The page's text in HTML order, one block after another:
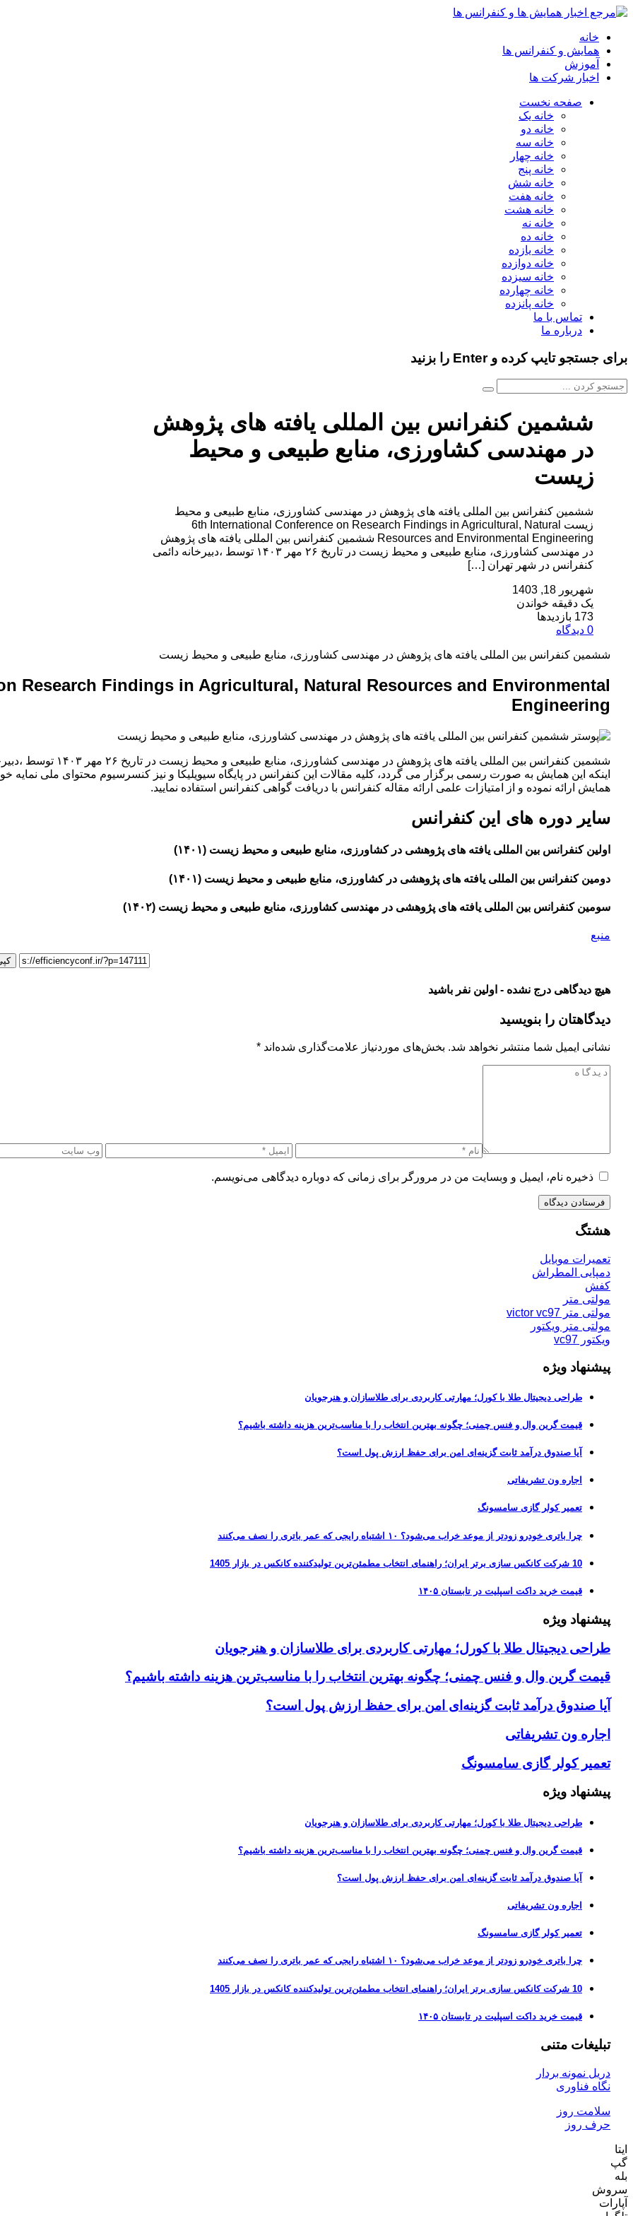
خانه
همایش و کنفرانس ها
آموزش
اخبار شرکت ها
صفحه نخست
خانه یک
خانه دو
خانه سه
خانه چهار
خانه پنج
خانه شش
خانه هفت
خانه هشت
خانه نه
خانه ده
خانه یازده
خانه دوازده
خانه سیزده
خانه چهارده
خانه پانزده
تماس با ما
درباره ما
برای جستجو تایپ کرده و Enter را بزنید
ششمین کنفرانس بین المللی یافته های پژوهش
در مهندسی کشاورزی، منابع طبیعی و محیط
زیست
ششمین کنفرانس بین المللی یافته های پژوهش در مهندسی کشاورزی، منابع طبیعی و محیط
زیست 6th International Conference on Research Findings in Agricultural, Natural
Resources and Environmental Engineering ششمین کنفرانس بین المللی یافته های پژوهش
در مهندسی کشاورزی، منابع طبیعی و محیط زیست در تاریخ ۲۶ مهر ۱۴۰۳ توسط ،دبیرخانه دائمی
کنفرانس در شهر تهران […]
شهریور 18, 1403
یک دقیقه خواندن
173 بازدیدها
0 دیدگاه
ششمین کنفرانس بین المللی یافته های پژوهش در مهندسی کشاورزی، منابع طبیعی و محیط زیست
Research Findings in Agricultural, Natural Resources and Environmental
Engineering
ششمین کنفرانس بین المللی
اینکه این همایش به صورت رسمی برگزار می گردد، کلیه مقالات این کنفرانس در پایگاه سیویلیکا و نیز کنسرسیوم محتوای ملی نمایه
همایش ارائه نموده و از امتیازات علمی ارائه مقاله کنفرانس با دریافت گواهی کنفرانس استفاده نمایید.
سایر دوره های این کنفرانس
اولین کنفرانس بین المللی یافته های پژوهشی در کشاورزی، منابع طبیعی و محیط زیست (۱۴۰۱)
دومین کنفرانس بین المللی یافته های پژوهشی در کشاورزی، منابع طبیعی و محیط زیست (۱۴۰۱)
سومین کنفرانس بین المللی یافته های پژوهشی در مهندسی کشاورزی، منابع طبیعی و محیط زیست (۱۴۰۲)
منبع
هیچ دیدگاهی درج نشده - اولین نفر باشید
دیدگاهتان را بنویسید
نشانی ایمیل شما منتشر نخواهد شد. بخش‌های موردنیاز علامت‌گذاری شده‌اند *
ذخیره نام، ایمیل و وبسایت من در مرورگر برای زمانی که دوباره دیدگاهی می‌نویسم.
هشتگ
تعمیرات موبایل
دمپایی المطراش
کفش
مولتی متر
مولتی متر victor vc97
مولتی متر ویکتور
ویکتور vc97
پیشنهاد ویژه
طراحی دیجیتال طلا با کورل؛ مهارتی کاربردی برای طلاسازان و هنرجویان
قیمت گرین وال و فنس چمنی؛ چگونه بهترین انتخاب را با مناسب‌ترین هزینه داشته باشیم؟
آیا صندوق درآمد ثابت گزینه‌ای امن برای حفظ ارزش پول است؟
اجاره ون تشریفاتی
تعمیر کولر گازی سامسونگ
چرا باتری خودرو زودتر از موعد خراب می‌شود؟ ۱۰ اشتباه رایجی که عمر باتری را نصف می‌کنند
10 شرکت کانکس سازی برتر ایران؛ راهنمای انتخاب مطمئن‌ترین تولیدکننده کانکس در بازار 1405
قیمت خرید داکت اسپلیت در تابستان ۱۴۰۵
پیشنهاد ویژه
طراحی دیجیتال طلا با کورل؛ مهارتی کاربردی برای طلاسازان و هنرجویان
قیمت گرین وال و فنس چمنی؛ چگونه بهترین انتخاب را با مناسب‌ترین هزینه داشته باشیم؟
آیا صندوق درآمد ثابت گزینه‌ای امن برای حفظ ارزش پول است؟
اجاره ون تشریفاتی
تعمیر کولر گازی سامسونگ
پیشنهاد ویژه
طراحی دیجیتال طلا با کورل؛ مهارتی کاربردی برای طلاسازان و هنرجویان
قیمت گرین وال و فنس چمنی؛ چگونه بهترین انتخاب را با مناسب‌ترین هزینه داشته باشیم؟
آیا صندوق درآمد ثابت گزینه‌ای امن برای حفظ ارزش پول است؟
اجاره ون تشریفاتی
تعمیر کولر گازی سامسونگ
چرا باتری خودرو زودتر از موعد خراب می‌شود؟ ۱۰ اشتباه رایجی که عمر باتری را نصف می‌کنند
10 شرکت کانکس سازی برتر ایران؛ راهنمای انتخاب مطمئن‌ترین تولیدکننده کانکس در بازار 1405
قیمت خرید داکت اسپلیت در تابستان ۱۴۰۵
تبلیغات متنی
دریل نمونه بردار
نگاه فناوری
سلامت روز
حرف روز
ایتا
گپ
بله
سروش
آپارات